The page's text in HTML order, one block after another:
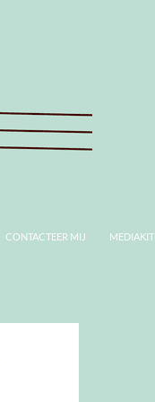
CONTACTEER MIJ MEDIAKIT